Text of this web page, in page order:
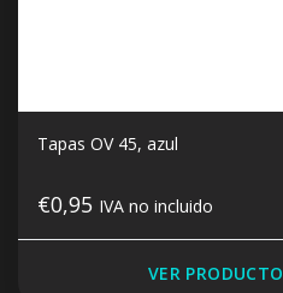
Tapas OV 45, azul
€0,95 IVA no incluido
VER PRODUCTO